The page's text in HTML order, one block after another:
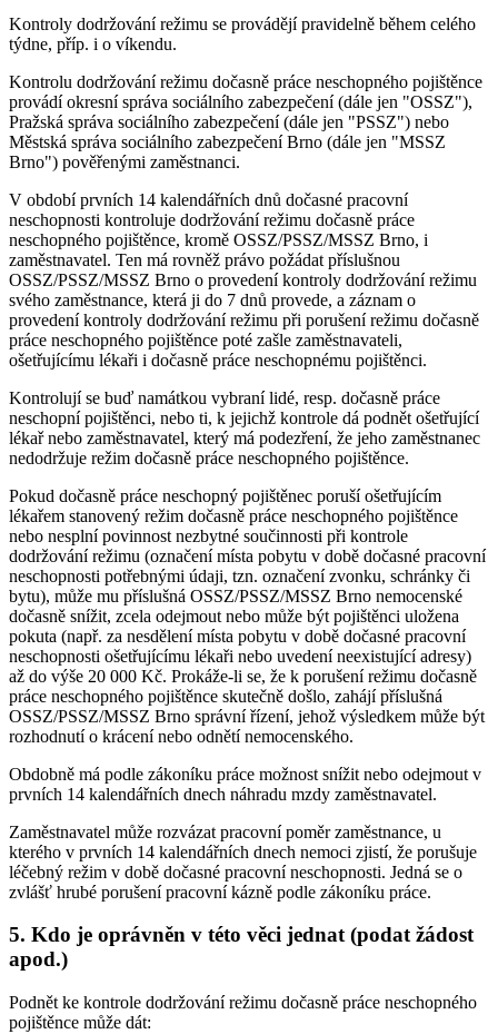
Kontroly dodržování režimu se provádějí pravidelně během celého
týdne, příp. i o víkendu.
Kontrolu dodržování režimu dočasně práce neschopného pojištěnce
provádí okresní správa sociálního zabezpečení (dále jen "OSSZ"),
Pražská správa sociálního zabezpečení (dále jen "PSSZ") nebo
Městská správa sociálního zabezpečení Brno (dále jen "MSSZ
Brno") pověřenými zaměstnanci.
V období prvních 14 kalendářních dnů dočasné pracovní
neschopnosti kontroluje dodržování režimu dočasně práce
neschopného pojištěnce, kromě OSSZ/PSSZ/MSSZ Brno, i
zaměstnavatel. Ten má rovněž právo požádat příslušnou
OSSZ/PSSZ/MSSZ Brno o provedení kontroly dodržování režimu
svého zaměstnance, která ji do 7 dnů provede, a záznam o
provedení kontroly dodržování režimu při porušení režimu dočasně
práce neschopného pojištěnce poté zašle zaměstnavateli,
ošetřujícímu lékaři i dočasně práce neschopnému pojištěnci.
Kontrolují se buď namátkou vybraní lidé, resp. dočasně práce
neschopní pojištěnci, nebo ti, k jejichž kontrole dá podnět ošetřující
lékař nebo zaměstnavatel, který má podezření, že jeho zaměstnanec
nedodržuje režim dočasně práce neschopného pojištěnce.
Pokud dočasně práce neschopný pojištěnec poruší ošetřujícím
lékařem stanovený režim dočasně práce neschopného pojištěnce
nebo nesplní povinnost nezbytné součinnosti při kontrole
dodržování režimu (označení místa pobytu v době dočasné pracovní
neschopnosti potřebnými údaji, tzn. označení zvonku, schránky či
bytu), může mu příslušná OSSZ/PSSZ/MSSZ Brno nemocenské
dočasně snížit, zcela odejmout nebo může být pojištěnci uložena
pokuta (např. za nesdělení místa pobytu v době dočasné pracovní
neschopnosti ošetřujícímu lékaři nebo uvedení neexistující adresy)
až do výše 20 000 Kč. Prokáže-li se, že k porušení režimu dočasně
práce neschopného pojištěnce skutečně došlo, zahájí příslušná
OSSZ/PSSZ/MSSZ Brno správní řízení, jehož výsledkem může být
rozhodnutí o krácení nebo odnětí nemocenského.
Obdobně má podle zákoníku práce možnost snížit nebo odejmout v
prvních 14 kalendářních dnech náhradu mzdy zaměstnavatel.
Zaměstnavatel může rozvázat pracovní poměr zaměstnance, u
kterého v prvních 14 kalendářních dnech nemoci zjistí, že porušuje
léčebný režim v době dočasné pracovní neschopnosti. Jedná se o
zvlášť hrubé porušení pracovní kázně podle zákoníku práce.
5. Kdo je oprávněn v této věci jednat (podat žádost
apod.)
Podnět ke kontrole dodržování režimu dočasně práce neschopného
pojištěnce může dát: